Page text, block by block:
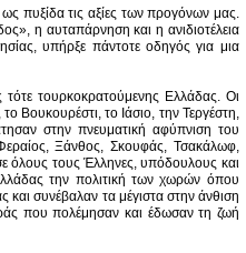
πυξίδα τις αξίες των προγόνων μας.
η αυταπάρνηση και η ανιδιοτέλεια
υπήρξε πάντοτε οδηγός για μια
τουρκοκρατούμενης Ελλάδας. Οι
Βουκουρέστι, το Ιάσιο, την Τεργέστη,
στην πνευματική αφύπνιση του
Ξάνθος, Σκουφάς, Τσακάλωφ,
όλους τους Έλληνες, υπόδουλους και
την πολιτική των χωρών όπου
και συνέβαλαν τα μέγιστα στην άνθιση
που πολέμησαν και έδωσαν τη ζωή